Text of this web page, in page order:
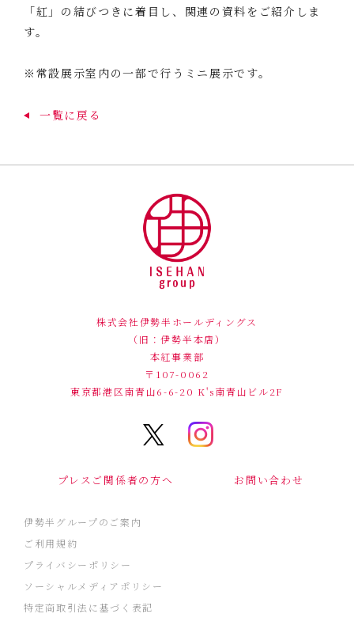
「紅」の結びつきに着目し、関連の資料をご紹介しま
す。
※常設展示室内の一部で行うミニ展示です。
一覧に戻る
株式会社伊勢半ホールディングス
（旧：伊勢半本店）
本紅事業部
〒107-0062
東京都港区南青山6-6-20 K's南青山ビル2F
プレスご関係者の方へ お問い合わせ
伊勢半グループのご案内
ご利用規約
プライバシーポリシー
ソーシャルメディアポリシー
特定商取引法に基づく表記